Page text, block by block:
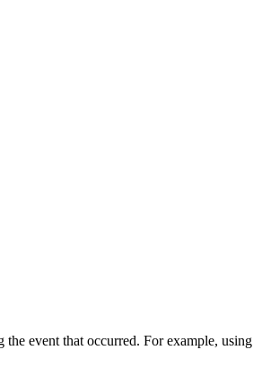
the event that occurred. For example, using